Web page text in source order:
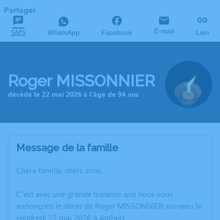
Partager
SMS WhatsApp Facebook E-mail Lien
Roger MISSONNIER
décédé le 22 mai 2026 à l'âge de 94 ans
Message de la famille
Chère famille, chers amis,
C’est avec une grande tristesse que nous vous
annonçons le décès de Roger MISSONNIER survenu le
vendredi 22 mai 2026 à Ambert.